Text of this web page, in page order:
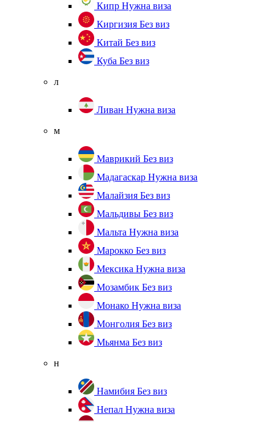
Кипр Нужна виза
Киргизия Без виз
Китай Без виз
Куба Без виз
л
Ливан Нужна виза
м
Маврикий Без виз
Мадагаскар Нужна виза
Малайзия Без виз
Мальдивы Без виз
Мальта Нужна виза
Марокко Без виз
Мексика Нужна виза
Мозамбик Без виз
Монако Нужна виза
Монголия Без виз
Мьянма Без виз
н
Намибия Без виз
Непал Нужна виза